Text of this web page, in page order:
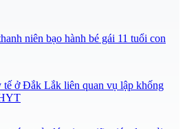
niên bạo hành bé gái 11 tuổi con
tế ở Đắk Lắk liên quan vụ lập khống